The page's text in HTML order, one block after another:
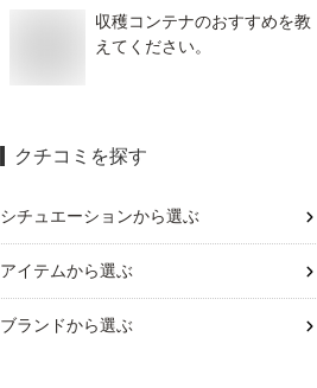
収穫コンテナのおすすめを教
えてください。
クチコミを探す
シチュエーションから選ぶ
アイテムから選ぶ
ブランドから選ぶ